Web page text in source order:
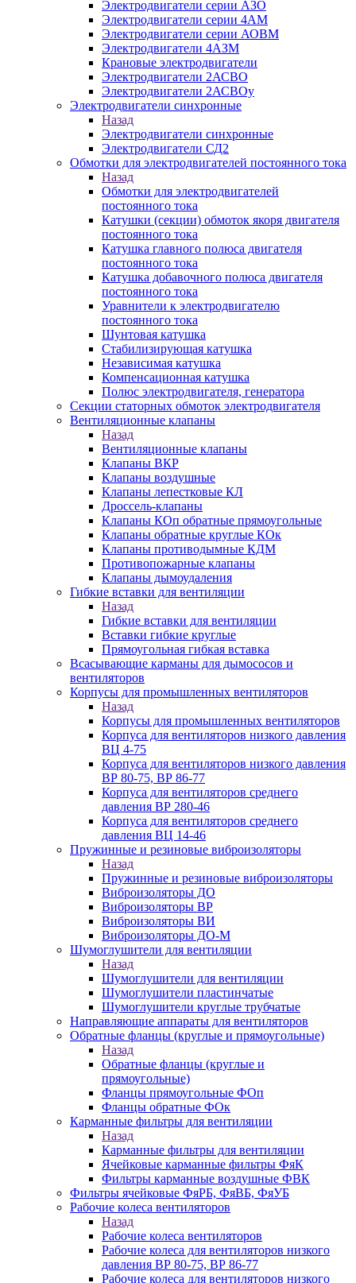
Электродвигатели серии АЗО
Электродвигатели серии 4АМ
Электродвигатели серии АОВМ
Электродвигатели 4АЗМ
Крановые электродвигатели
Электродвигатели 2АСВО
Электродвигатели 2АСВОу
Электродвигатели синхронные
Назад
Электродвигатели синхронные
Электродвигатели СД2
Обмотки для электродвигателей постоянного тока
Назад
Обмотки для электродвигателей
постоянного тока
Катушки (секции) обмоток якоря двигателя
постоянного тока
Катушка главного полюса двигателя
постоянного тока
Катушка добавочного полюса двигателя
постоянного тока
Уравнители к электродвигателю
постоянного тока
Шунтовая катушка
Стабилизирующая катушка
Независимая катушка
Компенсационная катушка
Полюс электродвигателя, генератора
Секции статорных обмоток электродвигателя
Вентиляционные клапаны
Назад
Вентиляционные клапаны
Клапаны ВКР
Клапаны воздушные
Клапаны лепестковые КЛ
Дроссель-клапаны
Клапаны КОп обратные прямоугольные
Клапаны обратные круглые КОк
Клапаны противодымные КДМ
Противопожарные клапаны
Клапаны дымоудаления
Гибкие вставки для вентиляции
Назад
Гибкие вставки для вентиляции
Вставки гибкие круглые
Прямоугольная гибкая вставка
Всасывающие карманы для дымососов и
вентиляторов
Корпусы для промышленных вентиляторов
Назад
Корпусы для промышленных вентиляторов
Корпуса для вентиляторов низкого давления
ВЦ 4-75
Корпуса для вентиляторов низкого давления
ВР 80-75, ВР 86-77
Корпуса для вентиляторов среднего
давления ВР 280-46
Корпуса для вентиляторов среднего
давления ВЦ 14-46
Пружинные и резиновые виброизоляторы
Назад
Пружинные и резиновые виброизоляторы
Виброизоляторы ДО
Виброизоляторы ВР
Виброизоляторы ВИ
Виброизоляторы ДО-М
Шумоглушители для вентиляции
Назад
Шумоглушители для вентиляции
Шумоглушители пластинчатые
Шумоглушители круглые трубчатые
Направляющие аппараты для вентиляторов
Обратные фланцы (круглые и прямоугольные)
Назад
Обратные фланцы (круглые и
прямоугольные)
Фланцы прямоугольные ФОп
Фланцы обратные ФОк
Карманные фильтры для вентиляции
Назад
Карманные фильтры для вентиляции
Ячейковые карманные фильтры ФяК
Фильтры карманные воздушные ФВК
Фильтры ячейковые ФяРБ, ФяВБ, ФяУБ
Рабочие колеса вентиляторов
Назад
Рабочие колеса вентиляторов
Рабочие колеса для вентиляторов низкого
давления ВР 80-75, ВР 86-77
Рабочие колеса для вентиляторов низкого